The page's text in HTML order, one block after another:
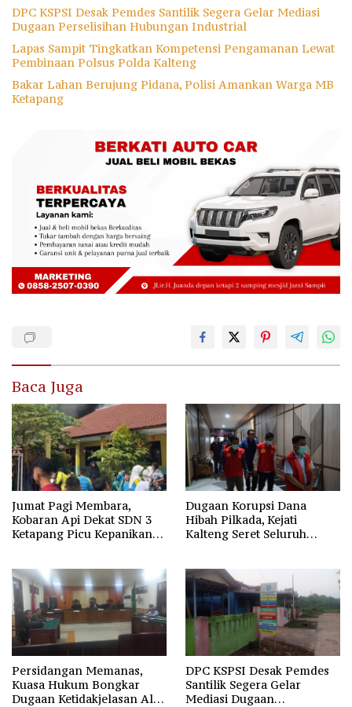
DPC KSPSI Desak Pemdes Santilik Segera Gelar Mediasi
Dugaan Perselisihan Hubungan Industrial
Lapas Sampit Tingkatkan Kompetensi Pengamanan Lewat
Pembinaan Polsus Polda Kalteng
Bakar Lahan Berujung Pidana, Polisi Amankan Warga MB
Ketapang
Baca Juga
Jumat Pagi Membara,
Kobaran Api Dekat SDN 3
Ketapang Picu Kepanikan
Dugaan Korupsi Dana
Hibah Pilkada, Kejati
Kalteng Seret Seluruh
Persidangan Memanas,
Kuasa Hukum Bongkar
Dugaan Ketidakjelasan Alur
DPC KSPSI Desak Pemdes
Santilik Segera Gelar
Mediasi Dugaan